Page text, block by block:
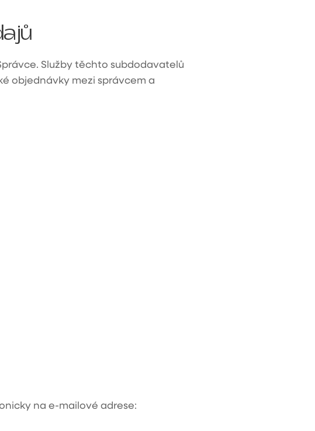
Služby těchto subdodavatelů
objednávky mezi správcem a
na e-mailové adrese: